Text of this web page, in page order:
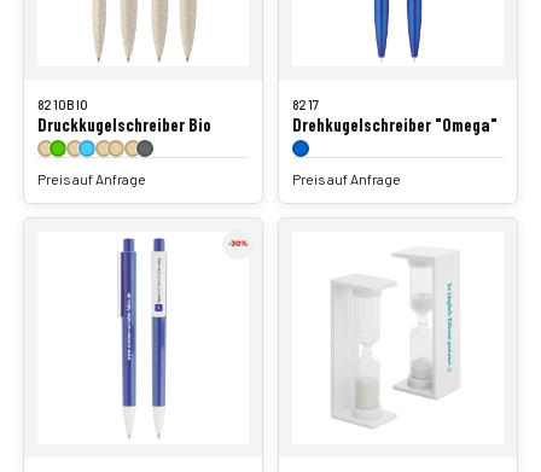
8210BIO
Druckkugelschreiber Bio
Preis auf Anfrage
8217
Drehkugelschreiber "Omega"
Preis auf Anfrage